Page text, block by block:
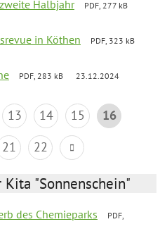
Halbjahr
PDF, 277 kB
in Köthen
PDF, 323 kB
PDF, 283 kB 23.12.2024
13 14 15
16
21 22
"Sonnenschein"
des Chemieparks
PDF,